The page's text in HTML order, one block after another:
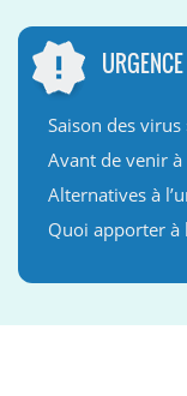
Saison des virus
Avant de venir à
Alternatives à
Quoi apporter à